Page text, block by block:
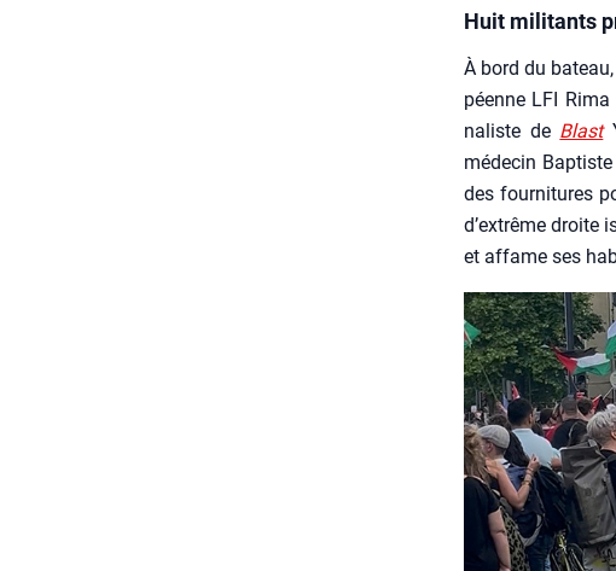
Huit militants
À bord du
péenne LFI
na­liste de Blast
méde­cin
des four­ni­tures
d’ex­trême droite
et affame ses